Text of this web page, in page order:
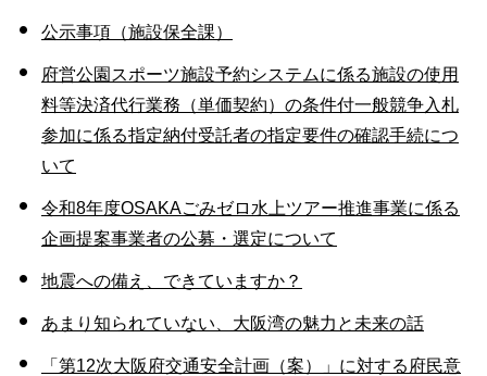
公示事項（施設保全課）
府営公園スポーツ施設予約システムに係る施設の使用
料等決済代行業務（単価契約）の条件付一般競争入札
参加に係る指定納付受託者の指定要件の確認手続につ
いて
令和8年度OSAKAごみゼロ水上ツアー推進事業に係る
企画提案事業者の公募・選定について
地震への備え、できていますか？
あまり知られていない、大阪湾の魅力と未来の話
「第12次大阪府交通安全計画（案）」に対する府民意